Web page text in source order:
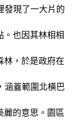
發現了一大片的
。也因其林相相
林，於是政府在
涵蓋範圍北橫巴
麗的意思。園區